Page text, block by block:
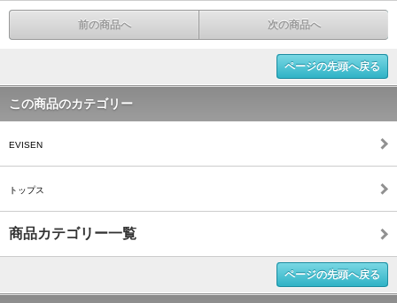
前の商品へ 次の商品へ
ページの先頭へ戻る
この商品のカテゴリー
EVISEN
トップス
商品カテゴリー一覧
ページの先頭へ戻る